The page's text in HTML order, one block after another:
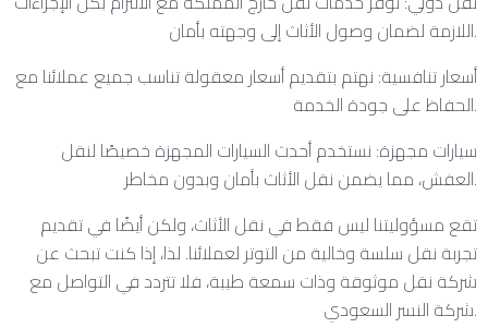
اللازمة لضمان وصول الأثاث إلى وجهته بأمان.
أسعار تنافسية: نهتم بتقديم أسعار معقولة تناسب جميع عملائنا مع
الحفاظ على جودة الخدمة.
سيارات مجهزة: نستخدم أحدث السيارات المجهزة خصيصًا لنقل
العفش، مما يضمن نقل الأثاث بأمان وبدون مخاطر.
تقع مسؤوليتنا ليس فقط في نقل الأثاث، ولكن أيضًا في تقديم
تجربة نقل سلسة وخالية من التوتر لعملائنا. لذا، إذا كنت تبحث عن
شركة نقل موثوقة وذات سمعة طيبة، فلا تتردد في التواصل مع
شركة النسر السعودي.